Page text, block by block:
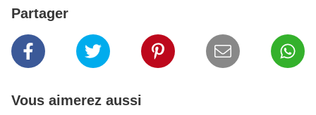
Partager
Vous aimerez aussi